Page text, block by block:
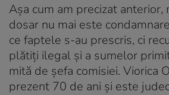
Așa cum am precizat anterior,
dosar nu mai este
ce faptele s-au prescris, ci
plătiți ilegal și a sumelor
mită de șefa comisiei. Viorica
prezent 70 de ani și este